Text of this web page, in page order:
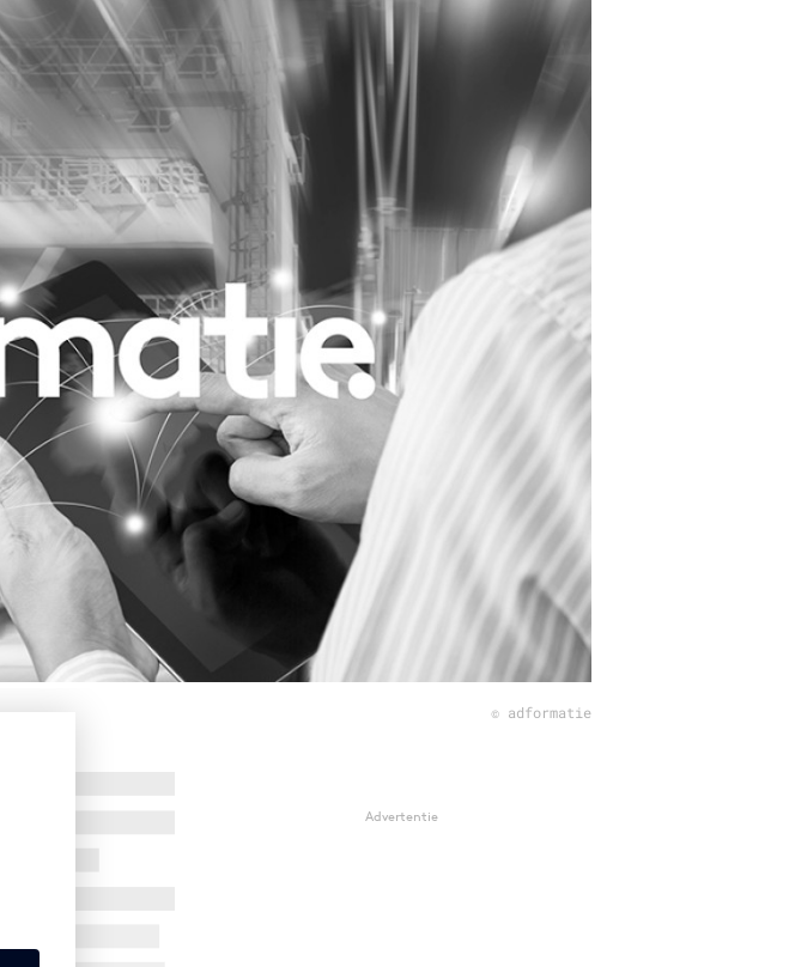
Purpose Marketing
Reputatie & crisis
© adformatie
Advertentie